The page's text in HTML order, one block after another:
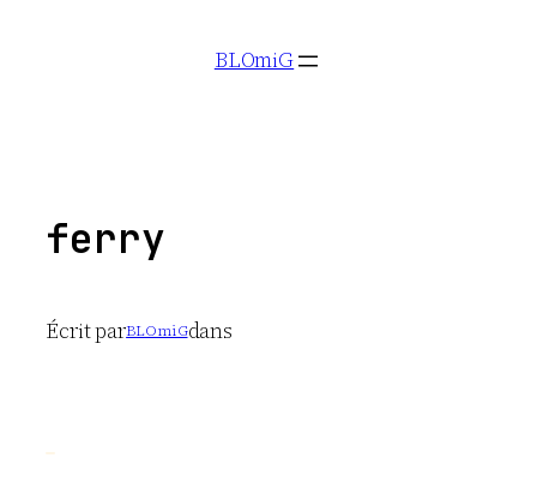
BLOmiG
ferry
Écrit parBLOmiGdans